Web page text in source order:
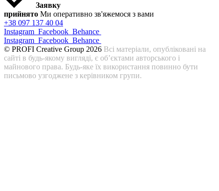
Заявку
прийнято Ми оперативно зв'яжемося з вами
+38 097 137 40 04
Instagram Facebook Behance
Instagram Facebook Behance
© PROFI Creative Group 2026 Всі матеріали, опубліковані на
сайті в будь-якому вигляді, є об’єктами авторського і
майнового права. Будь-яке їх використання повинно бути
письмово узгоджене з керівником групи.